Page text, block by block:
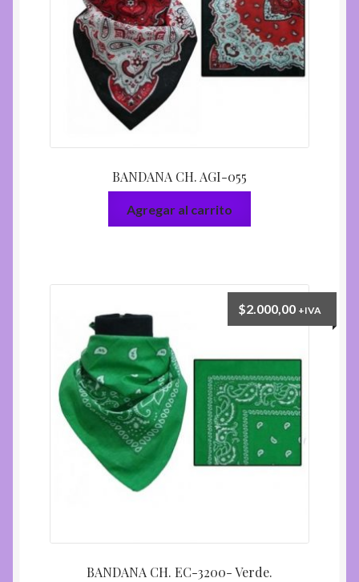
BANDANA CH. AGI-055
Agregar al carrito
BANDANA CH. EC-3200- Verde.
$2.000,00 +IVA